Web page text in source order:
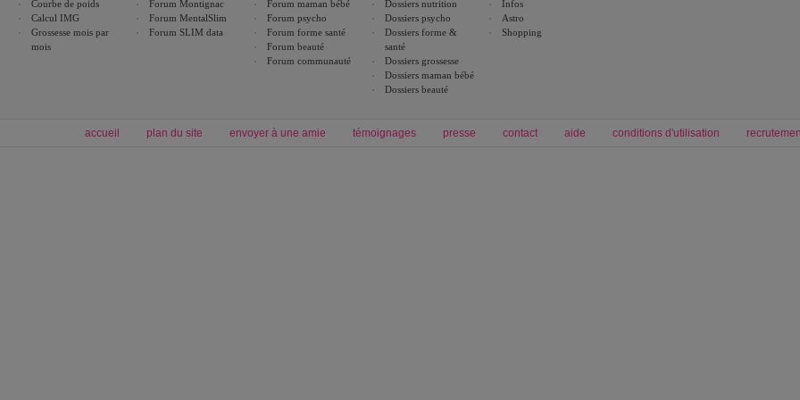
Courbe de poids
Calcul IMG
Grossesse mois par
mois
Forum Montignac
Forum MentalSlim
Forum SLIM data
Forum maman bébé
Forum psycho
Forum forme santé
Forum beauté
Forum communauté
Dossiers nutrition
Dossiers psycho
Dossiers forme &
santé
Dossiers grossesse
Dossiers maman bébé
Dossiers beauté
Infos
Astro
Shopping
accueil plan du site envoyer à une amie témoignages presse contact aide conditions d'utilisation